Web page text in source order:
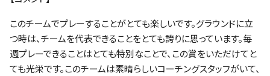
このチームでプレーすることがとても楽しいです。グラウンドに立
つ時は、チームを代表できることをとても誇りに思っています。毎
週プレーできることはとても特別なことで、この賞をいただけてと
ても光栄です。このチームは素晴らしいコーチングスタッフがいて、